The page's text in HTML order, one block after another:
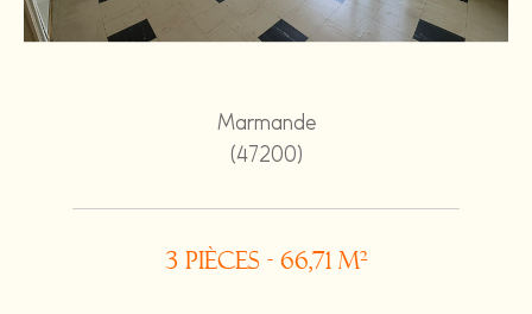
Marmande
(47200)
3 pièces - 66,71 m²